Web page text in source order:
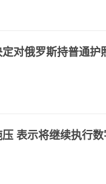
对俄罗斯持普通护
表示将继续执行数